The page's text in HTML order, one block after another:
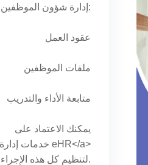
إدارة شؤون الموظفين تشمل:
عقود العمل
ملفات الموظفين
متابعة الأداء والتدريب
يمكنك الاعتماد على
<a href=”https://ehr.com.sa/employee-affairs” target=”_blank”>خدمات إدارة شؤون الموظفين من eHR</a>
لتنظيم كل هذه الإجراءات بشكل احترافي.